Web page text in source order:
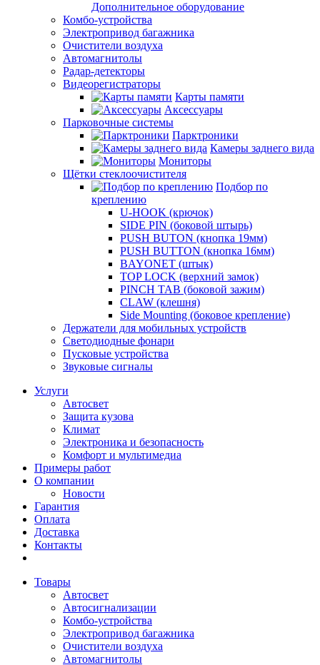
Дополнительное оборудование
Комбо-устройства
Электропривод багажника
Очистители воздуха
Автомагнитолы
Радар-детекторы
Видеорегистраторы
Карты памяти
Аксессуары
Парковочные системы
Парктроники
Камеры заднего вида
Мониторы
Щётки стеклоочистителя
Подбор по
креплению
U-HOOK (крючок)
SIDE PIN (боковой штырь)
PUSH BUTON (кнопка 19мм)
PUSH BUTTON (кнопка 16мм)
BAYONET (штык)
TOP LOCK (верхний замок)
PINCH TAB (боковой зажим)
CLAW (клешня)
Side Mounting (боковое крепление)
Держатели для мобильных устройств
Светодиодные фонари
Пусковые устройства
Звуковые сигналы
Услуги
Автосвет
Защита кузова
Климат
Электроника и безопасность
Комфорт и мультимедиа
Примеры работ
О компании
Новости
Гарантия
Оплата
Доставка
Контакты
Товары
Автосвет
Автосигнализации
Комбо-устройства
Электропривод багажника
Очистители воздуха
Автомагнитолы